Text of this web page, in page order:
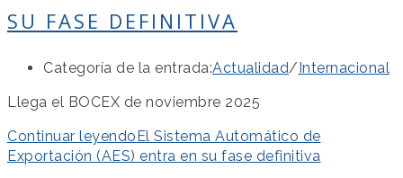
SU FASE DEFINITIVA
Categoría de la entrada:Actualidad/Internacional
Llega el BOCEX de noviembre 2025
Continuar leyendoEl Sistema Automático de
Exportación (AES) entra en su fase definitiva